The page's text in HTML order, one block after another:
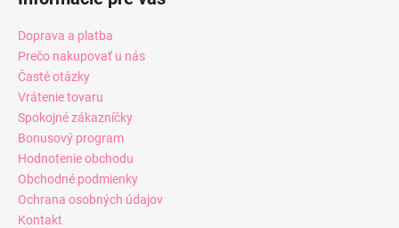
Doprava a platba
Prečo nakupovať u nás
Časté otázky
Vrátenie tovaru
Spokojné zákazníčky
Bonusový program
Hodnotenie obchodu
Obchodné podmienky
Ochrana osobných údajov
Kontakt